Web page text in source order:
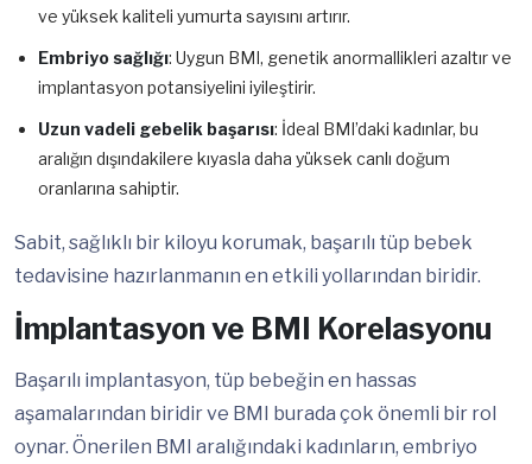
ve yüksek kaliteli yumurta sayısını artırır.
Embriyo sağlığı: Uygun BMI, genetik anormallikleri azaltır ve
implantasyon potansiyelini iyileştirir.
Uzun vadeli gebelik başarısı: İdeal BMI’daki kadınlar, bu
aralığın dışındakilere kıyasla daha yüksek canlı doğum
oranlarına sahiptir.
Sabit, sağlıklı bir kiloyu korumak, başarılı tüp bebek
tedavisine hazırlanmanın en etkili yollarından biridir.
İmplantasyon ve BMI Korelasyonu
Başarılı implantasyon, tüp bebeğin en hassas
aşamalarından biridir ve BMI burada çok önemli bir rol
oynar. Önerilen BMI aralığındaki kadınların, embriyo